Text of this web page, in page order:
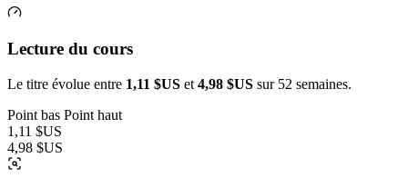
Lecture du cours
Le titre évolue entre 1,11 $US et 4,98 $US sur 52 semaines.
Point bas Point haut
1,11 $US
4,98 $US